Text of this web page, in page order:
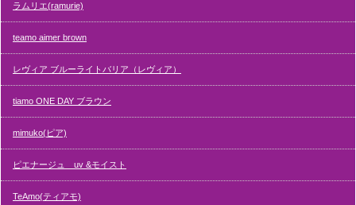
ラムリエ(ramurie)
teamo aimer brown
レヴィア ブルーライトバリア（レヴィア）
tiamo ONE DAY ブラウン
mimuko(ピア)
ピエナージュ uv &モイスト
TeAmo(ティアモ)